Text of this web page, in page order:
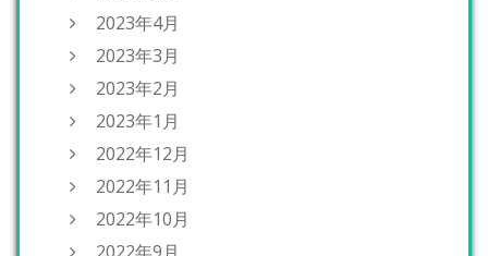
2023年4月
2023年3月
2023年2月
2023年1月
2022年12月
2022年11月
2022年10月